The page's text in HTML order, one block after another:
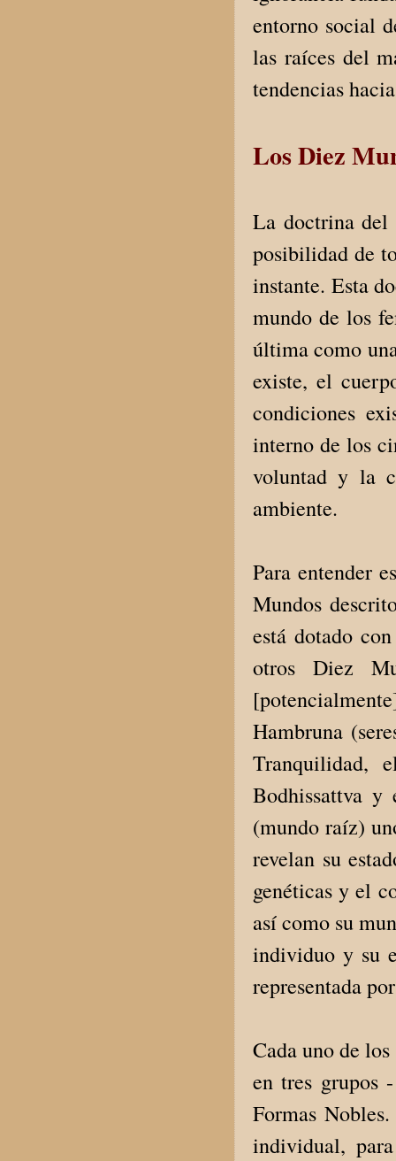
entorno social
las raíces del
tendencias
Los Diez
La doctrina del
posibilidad de
instante. Esta
mundo de los
última como
existe, el
condiciones
interno de los
voluntad y la
ambiente.
Para entender
Mundos
está dotado
otros Diez
Hambruna
Tranquilidad,
Bodhissattva y
(mundo raíz)
revelan su
genéticas y el
así como su
individuo y su
representada
Cada uno de
en tres grupos
Formas
individual,